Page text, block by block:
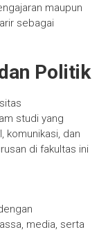
maupun
sebagai
Politik
studi yang
komunikasi, dan
di fakultas ini
media, serta